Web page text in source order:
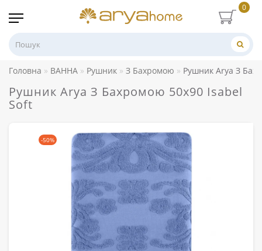
0
Головна ВАННА Рушник З Бахромою Рушник Arya З
Рушник Arya З Бахромою 50x90 Isabel
Soft
-50%